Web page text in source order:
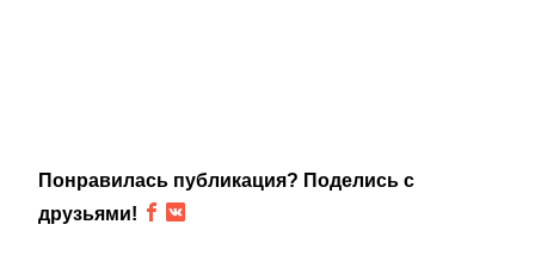
Понравилась публикация? Поделись с
друзьями!